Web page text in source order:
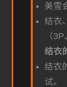
美雪
结衣
（
结衣
结衣
试。